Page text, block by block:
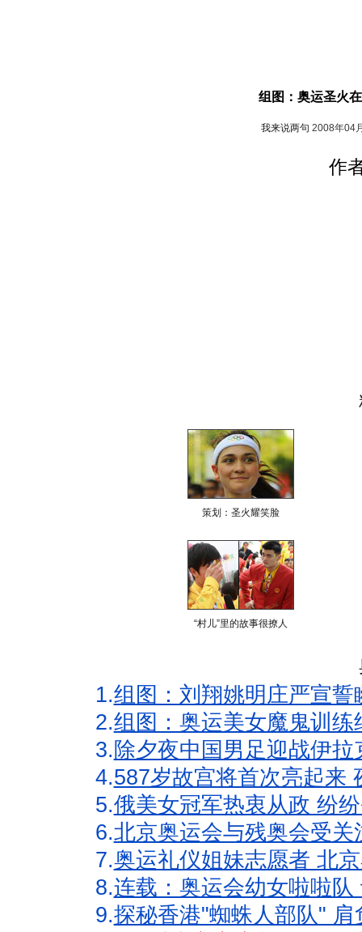
组图：奥运圣火
我来说两句 2008年04
作
策划：圣火耀笑脸
“村儿”里的故事很撩人
1.组图：刘翔姚明庄严宣
2.组图：奥运美女魔鬼训
3. 除夕夜中国男足迎战伊
4.587岁故宫将首次亮起来
5.俄美女冠军热衷从政 纷
6.北京奥运会与残奥会受
7.奥运礼仪姐妹志愿者 北
8.连载：奥运会幼女啦啦
9.探秘香港"蜘蛛人部队"